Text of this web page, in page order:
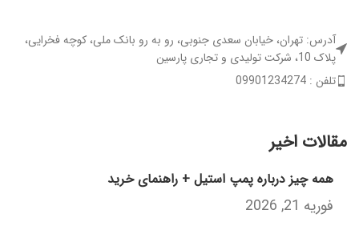
آدرس: تهران، خیابان سعدی جنوبی، رو به رو بانک ملی، کوچه فخرایی،
پلاک 10، شرکت تولیدی و تجاری پارسین
تلفن : 09901234274
مقالات اخیر
همه چیز درباره پمپ استیل + راهنمای خرید
فوریه 21, 2026